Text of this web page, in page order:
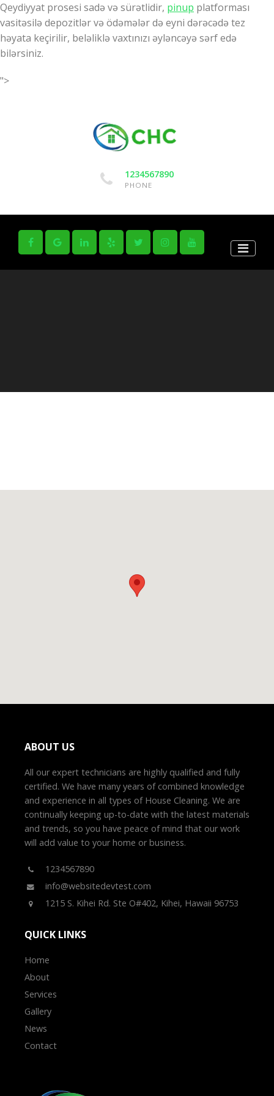
Qeydiyyat prosesi sadə və sürətlidir, pinup platforması
vasitəsilə depozitlər və ödəmələr də eyni dərəcədə tez
həyata keçirilir, beləliklə vaxtınızı əyləncəyə sərf edə
bilərsiniz.
">
1234567890
PHONE
ABOUT US
All our expert technicians are highly qualified and fully
certified. We have many years of combined knowledge
and experience in all types of House Cleaning. We are
continually keeping up-to-date with the latest materials
and trends, so you have peace of mind that our work
will add value to your home or business.
1234567890
info@websitedevtest.com
1215 S. Kihei Rd. Ste O#402, Kihei, Hawaii 96753
QUICK LINKS
Home
About
Services
Gallery
News
Contact